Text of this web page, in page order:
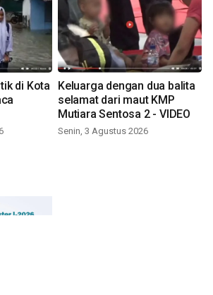
di Kota
Keluarga dengan dua balita
selamat dari maut KMP
Mutiara Sentosa 2 - VIDEO
Senin, 3 Agustus 2026